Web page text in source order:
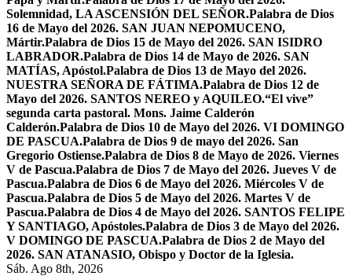
Solemnidad, LA ASCENSIÓN DEL SEÑOR.Palabra de Dios
16 de Mayo del 2026. SAN JUAN NEPOMUCENO,
Mártir.Palabra de Dios 15 de Mayo del 2026. SAN ISIDRO
LABRADOR.Palabra de Dios 14 de Mayo de 2026. SAN
MATÍAS, Apóstol.Palabra de Dios 13 de Mayo del 2026.
NUESTRA SEÑORA DE FÁTIMA.Palabra de Dios 12 de
Mayo del 2026. SANTOS NEREO y AQUILEO.“El vive”
segunda carta pastoral. Mons. Jaime Calderón
Calderón.Palabra de Dios 10 de Mayo del 2026. VI DOMINGO
DE PASCUA.Palabra de Dios 9 de mayo del 2026. San
Gregorio Ostiense.Palabra de Dios 8 de Mayo de 2026. Viernes
V de Pascua.Palabra de Dios 7 de Mayo del 2026. Jueves V de
Pascua.Palabra de Dios 6 de Mayo del 2026. Miércoles V de
Pascua.Palabra de Dios 5 de Mayo del 2026. Martes V de
Pascua.Palabra de Dios 4 de Mayo del 2026. SANTOS FELIPE
Y SANTIAGO, Apóstoles.Palabra de Dios 3 de Mayo del 2026.
V DOMINGO DE PASCUA.Palabra de Dios 2 de Mayo del
2026. SAN ATANASIO, Obispo y Doctor de la Iglesia.
Sáb. Ago 8th, 2026